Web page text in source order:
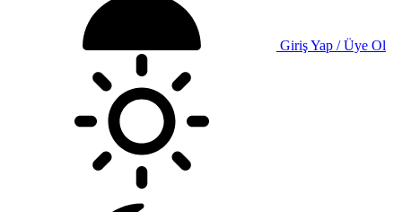
Giriş Yap / Üye Ol